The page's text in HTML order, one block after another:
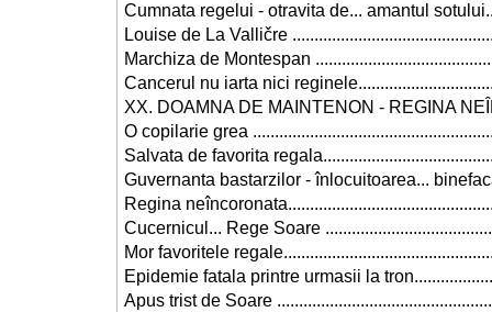
Cumnata regelui - otravita de... amantul
Louise de La Valličre
Marchiza de Montespan
Cancerul nu iarta nici
XX. DOAMNA DE MAINTENON - REGINA
O copilarie grea
Salvata de favorita
Guvernanta bastarzilor - înlocuitoarea...
Regina
Cucernicul... Rege Soare
Mor favoritele
Epidemie fatala printre urmasii la
Apus trist de Soare